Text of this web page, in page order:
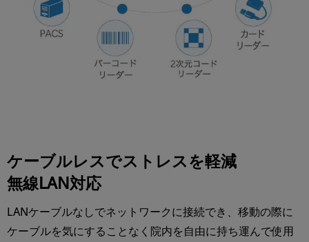
ケーブルレスでストレスを軽減
無線LAN対応
LANケーブルなしでネットワークに接続でき、移動の際に
ケーブルを気にすることなく院内を自由に持ち運んで使用